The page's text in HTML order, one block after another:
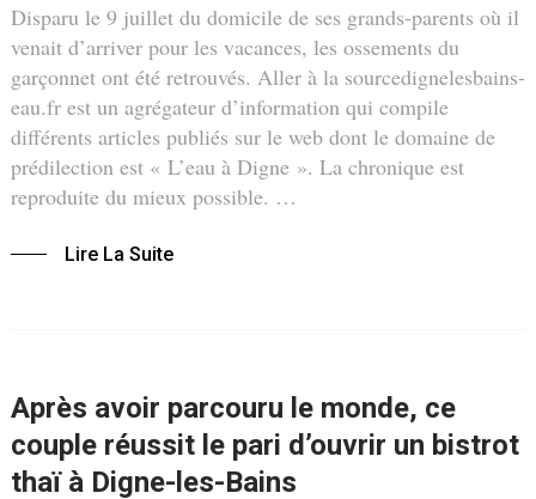
Disparu le 9 juillet du domicile de ses grands-parents où il
venait d’arriver pour les vacances, les ossements du
garçonnet ont été retrouvés. Aller à la sourcedignelesbains-
eau.fr est un agrégateur d’information qui compile
différents articles publiés sur le web dont le domaine de
prédilection est « L’eau à Digne ». La chronique est
reproduite du mieux possible. …
Lire La Suite
Après avoir parcouru le monde, ce
couple réussit le pari d’ouvrir un bistrot
thaï à Digne-les-Bains